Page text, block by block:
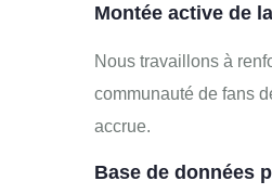
Montée active de
Nous travaillons à
communauté de fans
accrue.
Base de données